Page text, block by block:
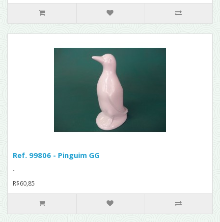
Ref. 99806 - Pinguim GG
..
R$60,85